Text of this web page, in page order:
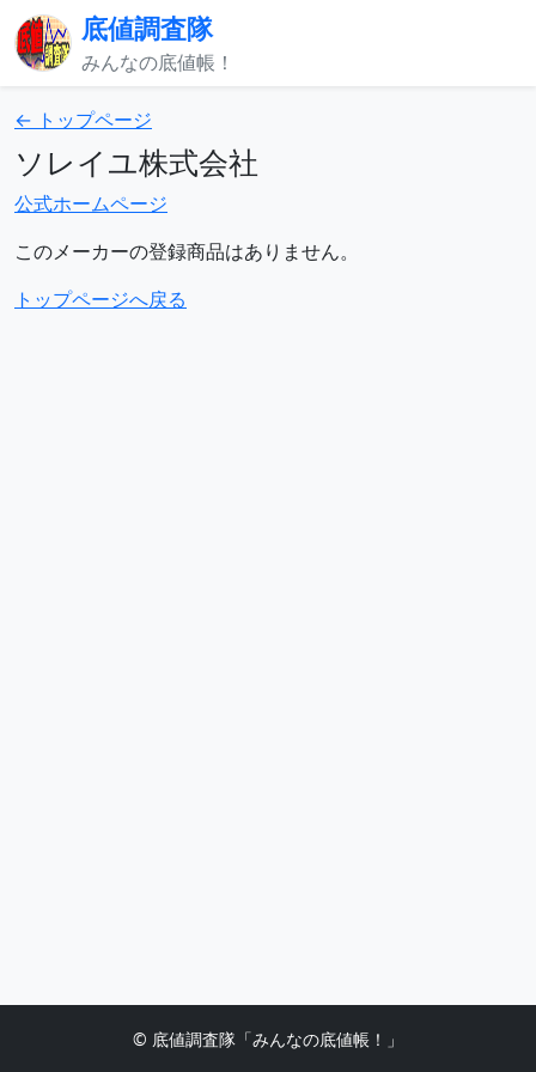
底値調査隊
みんなの底値帳！
← トップページ
ソレイユ株式会社
公式ホームページ
このメーカーの登録商品はありません。
トップページへ戻る
© 底値調査隊「みんなの底値帳！」